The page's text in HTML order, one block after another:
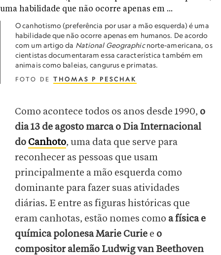
O canhotismo (preferência por usar a mão esquerda) é uma
habilidade que não ocorre apenas em humanos. De acordo
com um artigo da National Geographicnorte-americana, os
cientistas documentaram essa característica também em
animais como baleias, cangurus e primatas.
FOTO DE THOMAS P PESCHAK
Como acontece todos os anos desde 1990, o
dia 13 de agosto marca o Dia Internacional
do Canhoto, uma data que serve para
reconhecer as pessoas que usam
principalmente a mão esquerda como
dominante para fazer suas atividades
diárias. E entre as figuras históricas que
eram canhotas, estão nomes como a física e
química polonesa Marie Curie e o
compositor alemão Ludwig van Beethoven